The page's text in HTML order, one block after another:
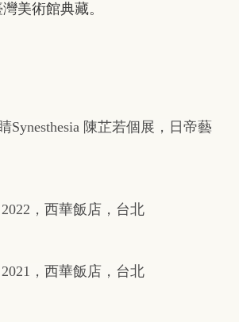
美術館典藏。
Synesthesia 陳芷若個展，日帝藝
，西華飯店，台北
，西華飯店，台北